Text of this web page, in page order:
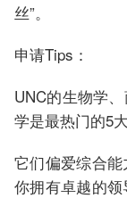
丝”。
申请Tips：
UNC的生物学
学是最热门的5
它们偏爱综合
你拥有卓越的